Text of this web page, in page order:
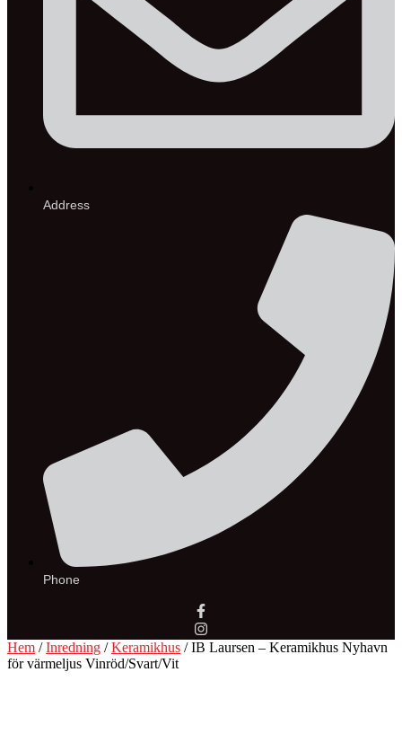
Address
Phone
Hem /Inredning /Keramikhus / IB Laursen – Keramikhus Nyhavn
för värmeljus Vinröd/Svart/Vit